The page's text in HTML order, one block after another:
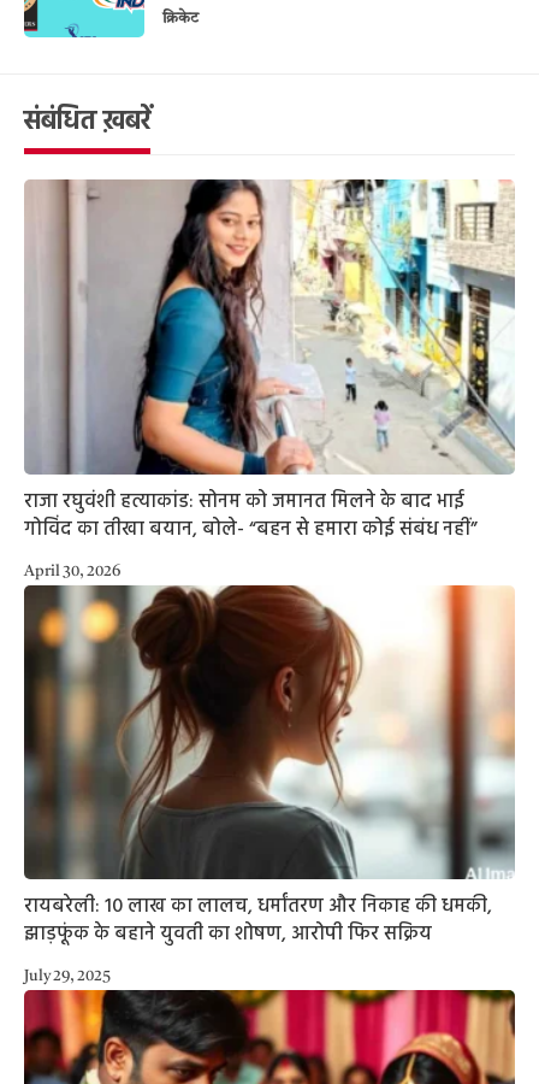
क्रिकेट
संबंधित ख़बरें
राजा रघुवंशी हत्याकांड: सोनम को जमानत मिलने के बाद भाई
गोविंद का तीखा बयान, बोले- “बहन से हमारा कोई संबंध नहीं”
April 30, 2026
रायबरेली: 10 लाख का लालच, धर्मांतरण और निकाह की धमकी,
झाड़फूंक के बहाने युवती का शोषण, आरोपी फिर सक्रिय
July 29, 2025